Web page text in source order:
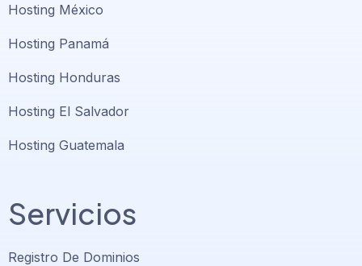
Hosting México
Hosting Panamá
Hosting Honduras
Hosting El Salvador
Hosting Guatemala
Servicios
Registro De Dominios